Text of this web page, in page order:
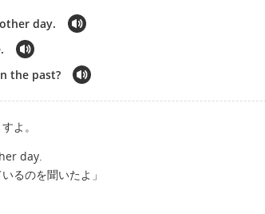
day.
the past?
よ。
day.
るのを聞いたよ」